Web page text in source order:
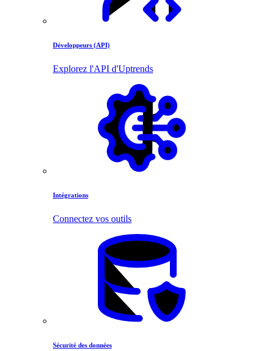
Développeurs (API)
Explorez l'API d'Uptrends
Intégrations
Connectez vos outils
Sécurité des données